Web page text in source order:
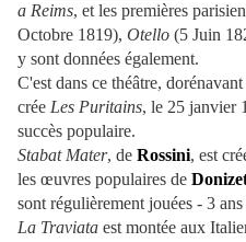
a Reims, et les premières
Octobre 1819), Otello (5 Juin
y sont données également.
C'est dans ce théâtre,
crée Les Puritains, le 25 janvier
succès populaire.
Stabat Mater, de Rossini, est
les œuvres populaires de
sont régulièrement jouées - 3
La Traviata est montée aux